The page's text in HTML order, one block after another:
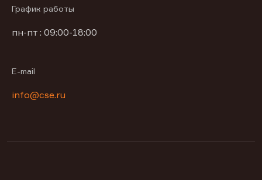
График работы
пн-пт : 09:00-18:00
E-mail
info@cse.ru